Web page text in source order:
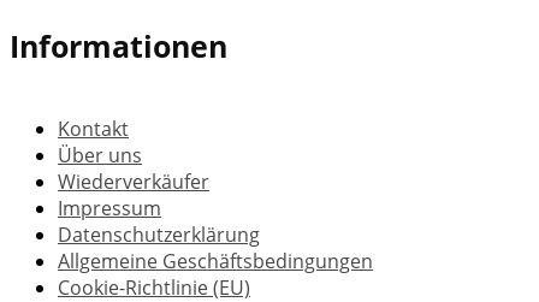
Informationen
Kontakt
Über uns
Wiederverkäufer
Impressum
Datenschutzerklärung
Allgemeine Geschäftsbedingungen
Cookie-Richtlinie (EU)